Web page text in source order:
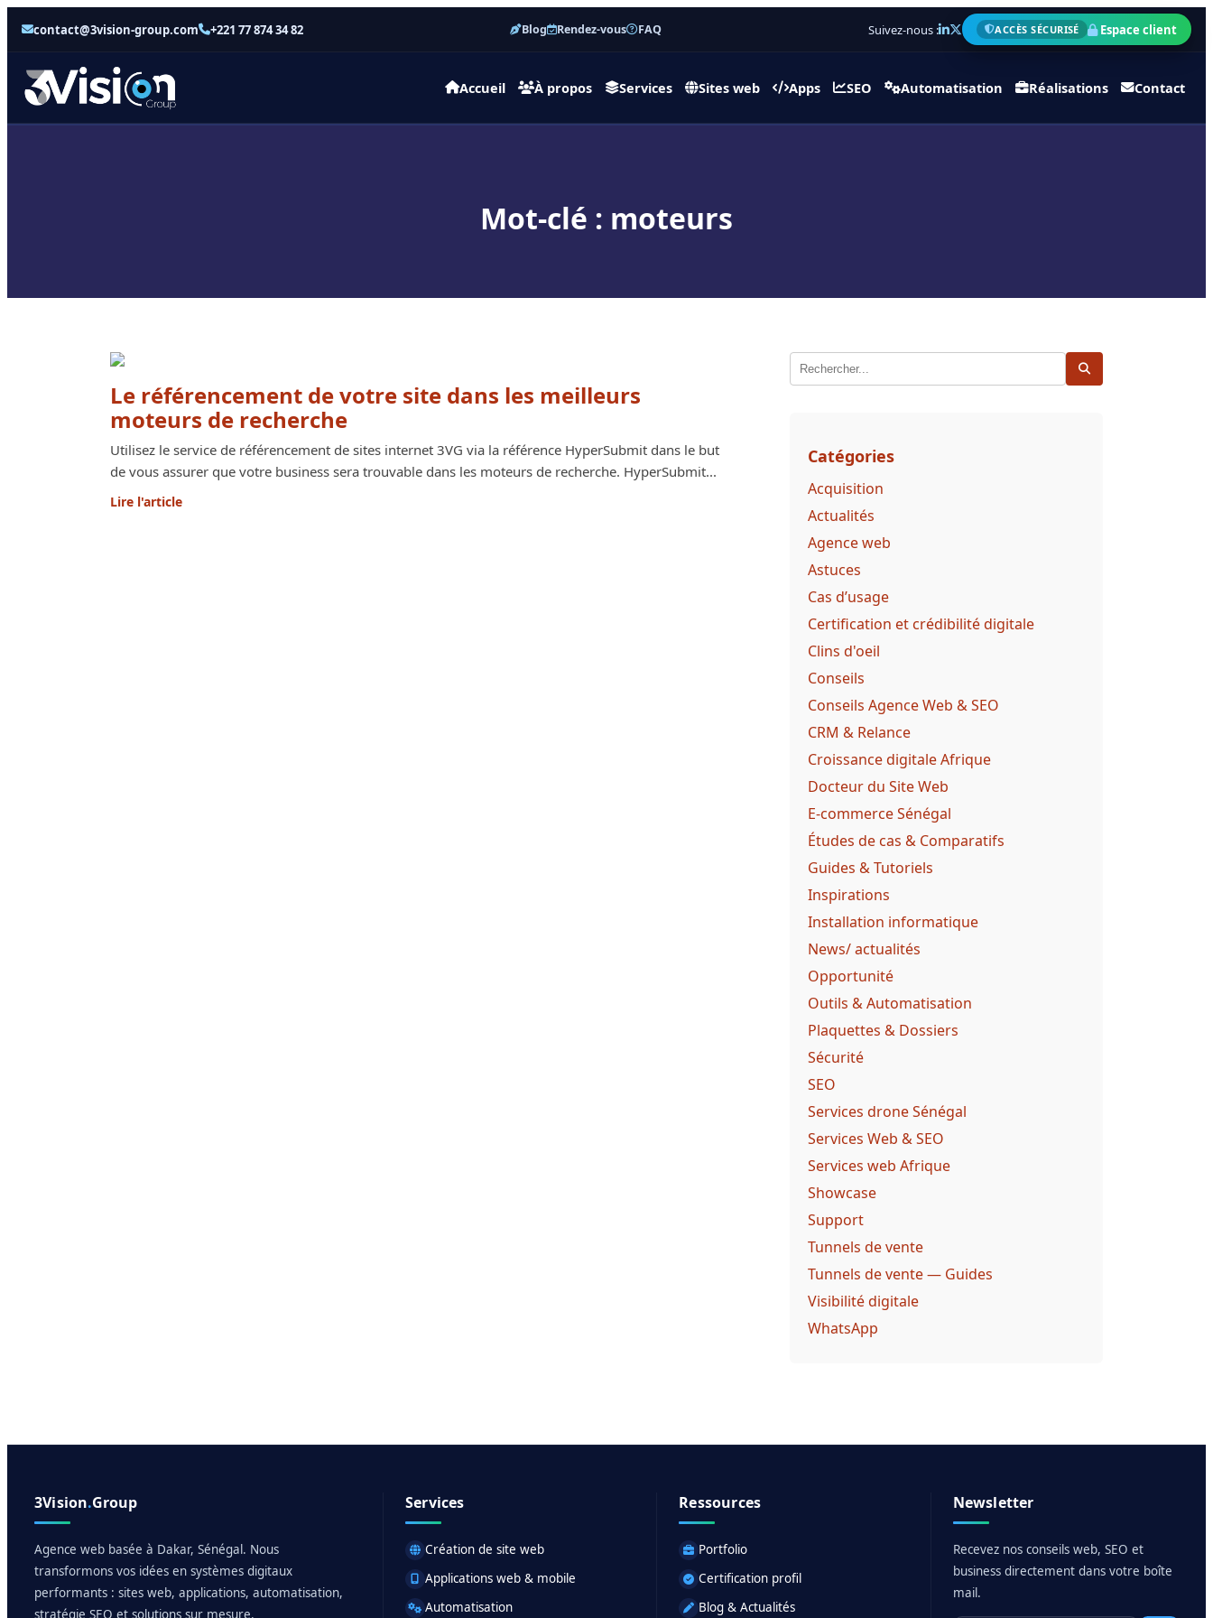
contact@3vision-group.com +221 77 874 34 82 Blog Rendez-vous FAQ Suivez-nous : ACCÈS SÉCURISÉ Espace client
Accueil À propos Services Sites web Apps SEO Automatisation Réalisations Contact
Mot-clé : moteurs
Le référencement de votre site dans les meilleurs
moteurs de recherche
Utilisez le service de référencement de sites internet 3VG via la référence HyperSubmit dans le but
de vous assurer que votre business sera trouvable dans les moteurs de recherche. HyperSubmit...
Lire l'article
Catégories
Acquisition
Actualités
Agence web
Astuces
Cas d’usage
Certification et crédibilité digitale
Clins d'oeil
Conseils
Conseils Agence Web & SEO
CRM & Relance
Croissance digitale Afrique
Docteur du Site Web
E-commerce Sénégal
Études de cas & Comparatifs
Guides & Tutoriels
Inspirations
Installation informatique
News/ actualités
Opportunité
Outils & Automatisation
Plaquettes & Dossiers
Sécurité
SEO
Services drone Sénégal
Services Web & SEO
Services web Afrique
Showcase
Support
Tunnels de vente
Tunnels de vente — Guides
Visibilité digitale
WhatsApp
3Vision.Group
Agence web basée à Dakar, Sénégal. Nous
transformons vos idées en systèmes digitaux
performants : sites web, applications, automatisation,
stratégie SEO et solutions sur mesure.
Services
Création de site web
Applications web & mobile
Automatisation
Ressources
Portfolio
Certification profil
Blog & Actualités
Newsletter
Recevez nos conseils web, SEO et
business directement dans votre boîte
mail.